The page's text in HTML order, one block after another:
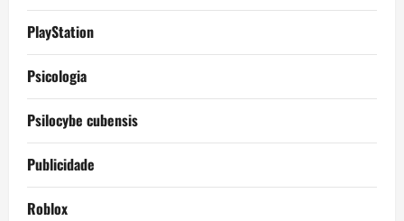
PlayStation
Psicologia
Psilocybe cubensis
Publicidade
Roblox